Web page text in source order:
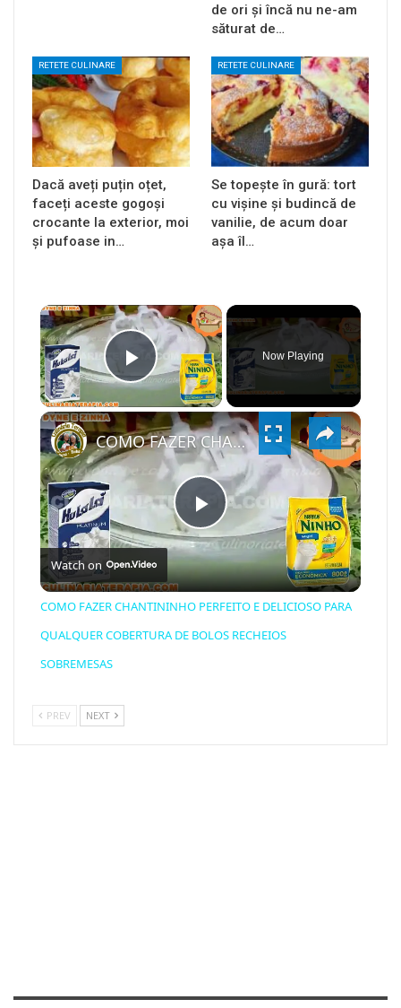
de ori și încă nu ne-am
săturat de…
RETETE CULINARE
Dacă aveți puțin oțet,
faceți aceste gogoși
crocante la exterior, moi
și pufoase in…
RETETE CULINARE
Se topește în gură: tort
cu vișine și budincă de
vanilie, de acum doar
așa îl…
×
PLAY
VIDEO
Now Playing
×
PLAY
VIDEO
COMO FAZER CHANTININHO PERFEITO E DELICIOSO PARA QUALQUER COBERTURA DE BOLOS RECHEIOS SOBREMESAS
Watch on
COMO FAZER CHANTININHO PERFEITO E DELICIOSO PARA
QUALQUER COBERTURA DE BOLOS RECHEIOS
SOBREMESAS
PREV NEXT